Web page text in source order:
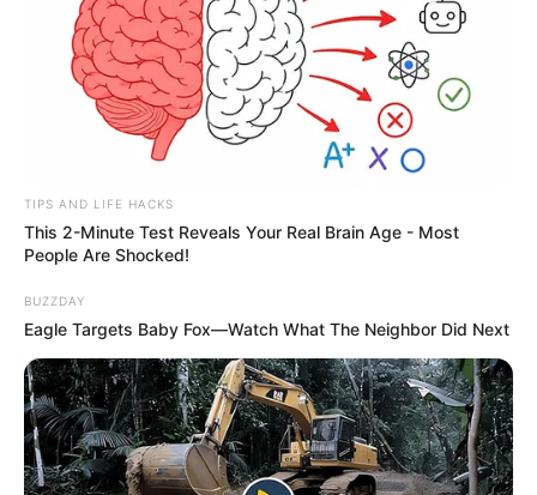
TIPS AND LIFE HACKS
This 2-Minute Test Reveals Your Real Brain Age - Most
People Are Shocked!
BUZZDAY
Eagle Targets Baby Fox—Watch What The Neighbor Did Next